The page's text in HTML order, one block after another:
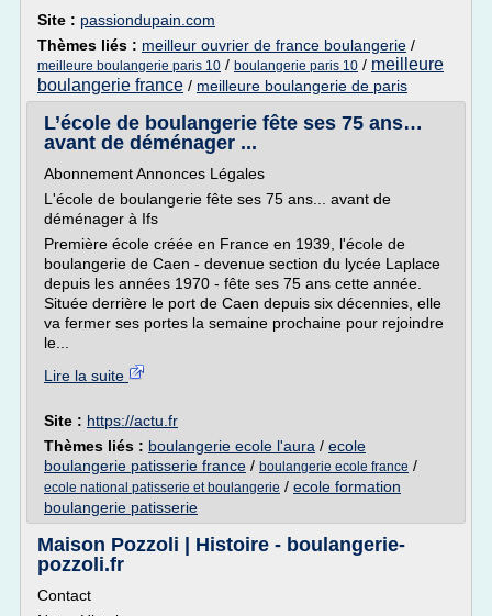
Site : passiondupain.com
Thèmes liés : meilleur ouvrier de france boulangerie /
meilleure boulangerie paris 10 / boulangerie paris 10 / meilleure
boulangerie france / meilleure boulangerie de paris
L’école de boulangerie fête ses 75 ans…
avant de déménager ...
Abonnement Annonces Légales
L'école de boulangerie fête ses 75 ans... avant de
déménager à Ifs
Première école créée en France en 1939, l'école de
boulangerie de Caen - devenue section du lycée Laplace
depuis les années 1970 - fête ses 75 ans cette année.
Située derrière le port de Caen depuis six décennies, elle
va fermer ses portes la semaine prochaine pour rejoindre
le...
Lire la suite
Site : https://actu.fr
Thèmes liés : boulangerie ecole l'aura / ecole
boulangerie patisserie france / boulangerie ecole france /
ecole national patisserie et boulangerie / ecole formation
boulangerie patisserie
Maison Pozzoli | Histoire - boulangerie-
pozzoli.fr
Contact